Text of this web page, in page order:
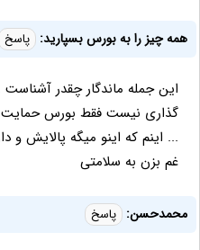
همه چیز را به بورس بسپارید: پاسخ
این جمله ماندگار چقدر
گذاری نیست فقط بورس حمایت
... اینم که اینو میگه پالایش و
غم بزن به سلامتی
محمدحسن: پاسخ